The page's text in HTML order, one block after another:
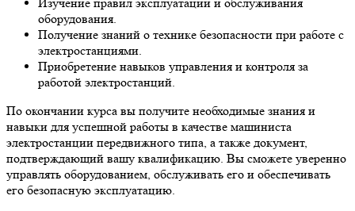
Изучение правил эксплуатации и обслуживания
оборудования.
Получение знаний о технике безопасности при работе с
электростанциями.
Приобретение навыков управления и контроля за
работой электростанций.
По окончании курса вы получите необходимые знания и
навыки для успешной работы в качестве машиниста
электростанции передвижного типа, а также документ,
подтверждающий вашу квалификацию. Вы сможете уверенно
управлять оборудованием, обслуживать его и обеспечивать
его безопасную эксплуатацию.